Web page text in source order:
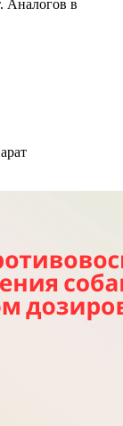
Аналогов в